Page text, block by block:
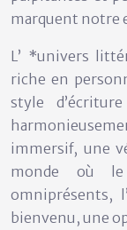
marquent notre
L’ *univers
riche en
style
immersif, une
monde où
omniprésents,
bienvenu, une